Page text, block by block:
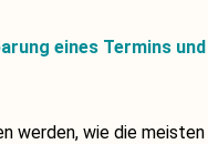
eines Termins
werden, wie die